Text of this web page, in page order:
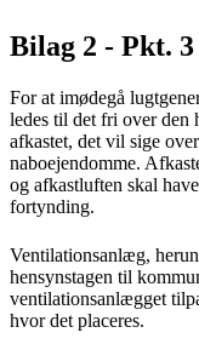
Bilag 2 - Pkt. 3
For at imødegå
ledes til det fri over den
afkastet, det vil sige
naboejendomme.
og afkastluften skal
fortynding.
Ventilationsanlæg,
hensynstagen til
ventilationsanlægget
hvor det placeres.